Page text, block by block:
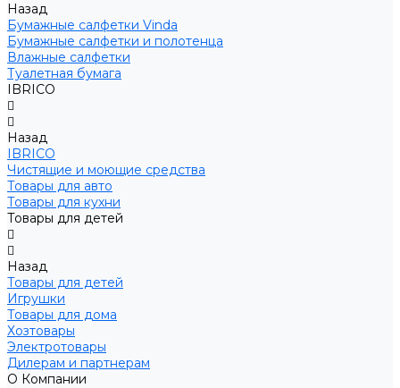
Назад
Бумажные салфетки Vinda
Бумажные салфетки и полотенца
Влажные салфетки
Туалетная бумага
IBRICO
Назад
IBRICO
Чистящие и моющие средства
Товары для авто
Товары для кухни
Товары для детей
Назад
Товары для детей
Игрушки
Товары для дома
Хозтовары
Электротовары
Дилерам и партнерам
О Компании